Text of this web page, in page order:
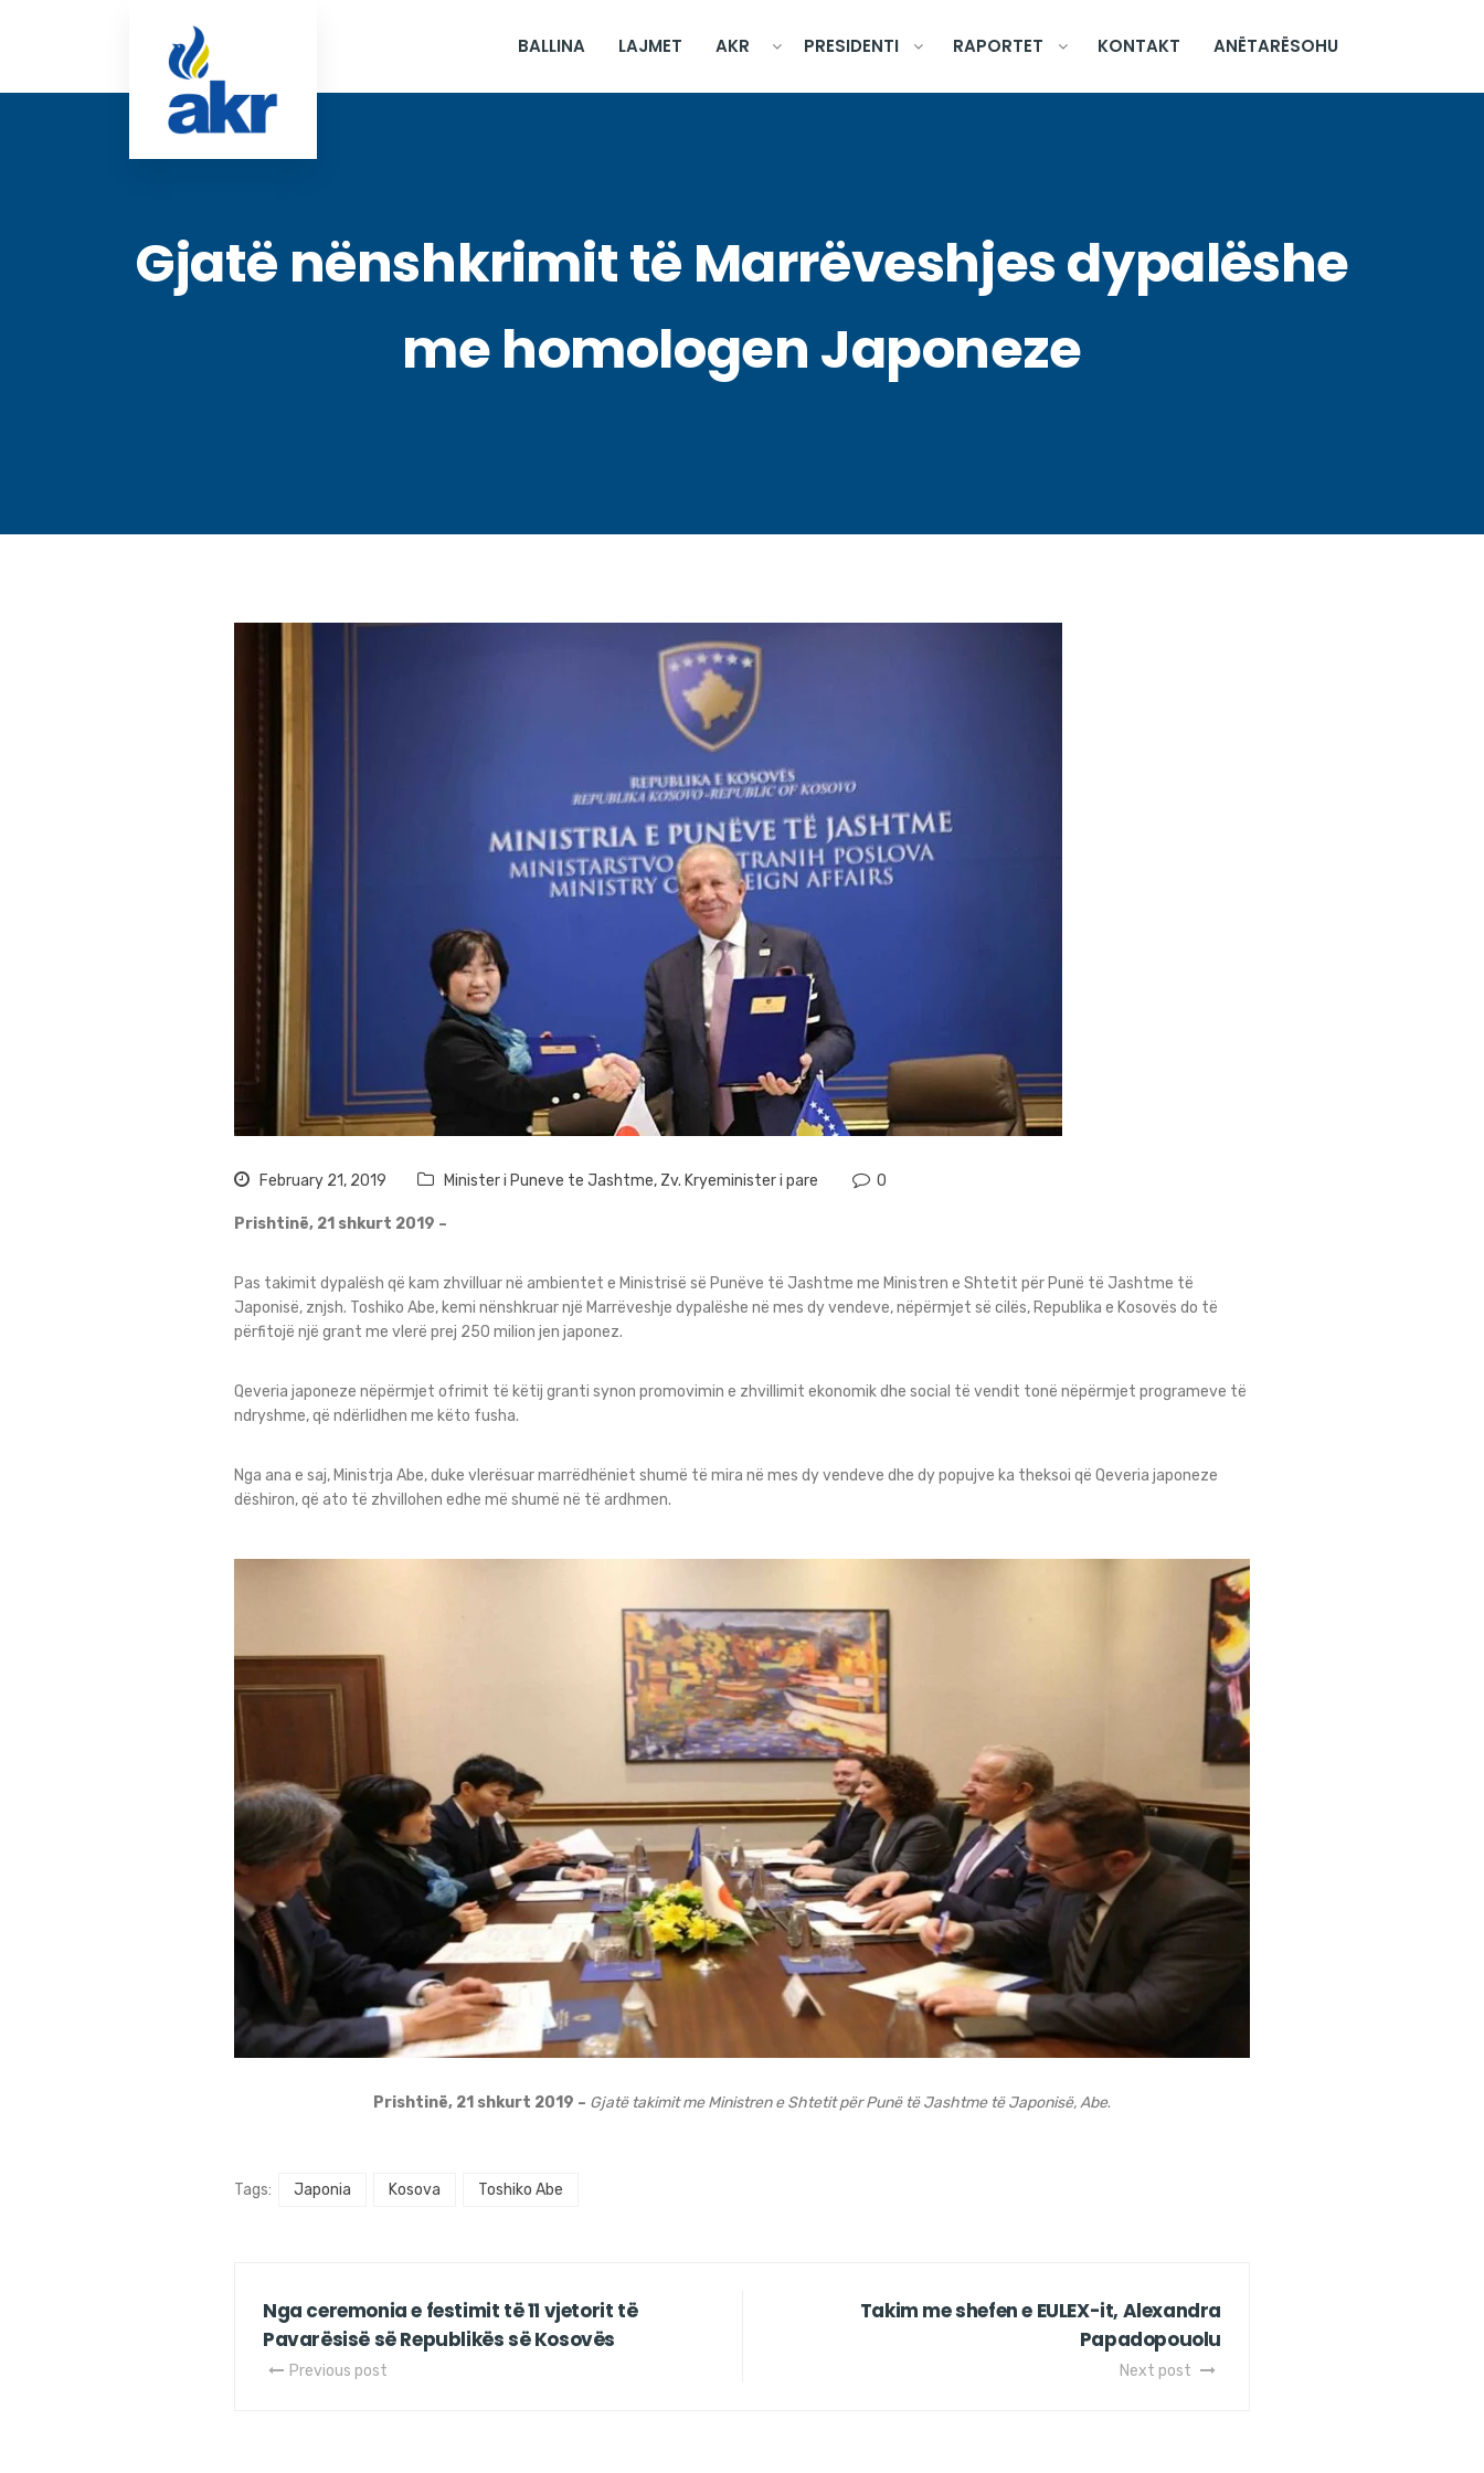
BALLINA LAJMET AKR PRESIDENTI RAPORTET KONTAKT ANËTARËSOHU
Gjatë nënshkrimit të Marrëveshjes dypalëshe
me homologen Japoneze
February 21, 2019 Minister i Puneve te Jashtme, Zv. Kryeminister i pare 0
Prishtinë, 21 shkurt 2019 –
Pas takimit dypalësh që kam zhvilluar në ambientet e Ministrisë së Punëve të Jashtme me Ministren e Shtetit për Punë të Jashtme të
Japonisë, znjsh. Toshiko Abe, kemi nënshkruar një Marrëveshje dypalëshe në mes dy vendeve, nëpërmjet së cilës, Republika e Kosovës do të
përfitojë një grant me vlerë prej 250 milion jen japonez.
Qeveria japoneze nëpërmjet ofrimit të këtij granti synon promovimin e zhvillimit ekonomik dhe social të vendit tonë nëpërmjet programeve të
ndryshme, që ndërlidhen me këto fusha.
Nga ana e saj, Ministrja Abe, duke vlerësuar marrëdhëniet shumë të mira në mes dy vendeve dhe dy popujve ka theksoi që Qeveria japoneze
dëshiron, që ato të zhvillohen edhe më shumë në të ardhmen.
Prishtinë, 21 shkurt 2019 – Gjatë takimit me Ministren e Shtetit për Punë të Jashtme të Japonisë, Abe.
Tags: Japonia Kosova Toshiko Abe
Nga ceremonia e festimit të 11 vjetorit të
Pavarësisë së Republikës së Kosovës
Previous post
Takim me shefen e EULEX-it, Alexandra
Papadopouolu
Next post